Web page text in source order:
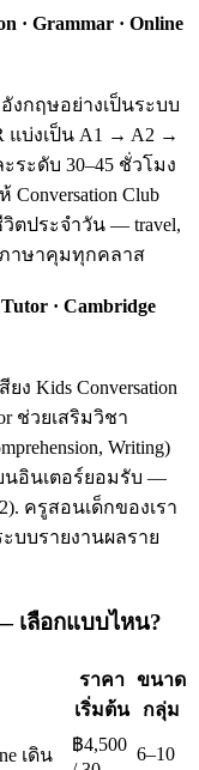
· Grammar · Online
งกฤษอย่างเป็นระบบ
แบ่งเป็น A1 → A2 →
ะดับ 30–45 ชั่วโมง
Club
ตประจำวัน — travel,
ภาษาคุมทุกคลาส
· Cambridge
ง Kids Conversation
ช่วยเสริมวิชา
Writing)
ยนอินเตอร์ยอมรับ —
ครูสอนเด็กของเรา
ะบบรายงานผลราย
เลือกแบบไหน?
ราคา
เริ่มต้น
ขนาด
กลุ่ม
เดิน
฿4,500 6–10